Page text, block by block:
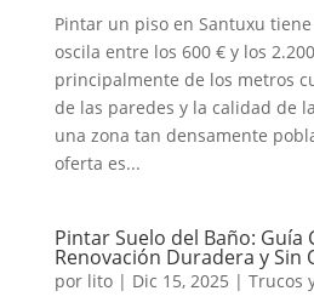
Pintar un piso en Santuxu
oscila entre los 600 € y los
principalmente de los metros
de las paredes y la calidad de
una zona tan densamente
oferta es...
Pintar Suelo del Baño: Guía
Renovación Duradera y Sin
por lito| Dic 15, 2025 | Trucos